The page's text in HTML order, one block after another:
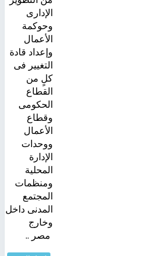
الإدارى
وحوكمة
الأعمال
وإعداد قادة
التغيير فى
كلٍ من
القطاع
الحكومى
وقطاع
الأعمال
ووحدات
الإدارة
المحلية
ومنظمات
المجتمع
المدنى داخل
وخارج
مصر ..